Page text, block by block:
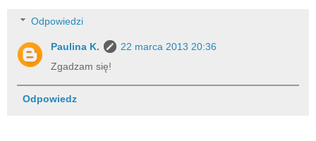
Odpowiedzi
Paulina K.
22 marca 2013 20:36
Zgadzam się!
Odpowiedz